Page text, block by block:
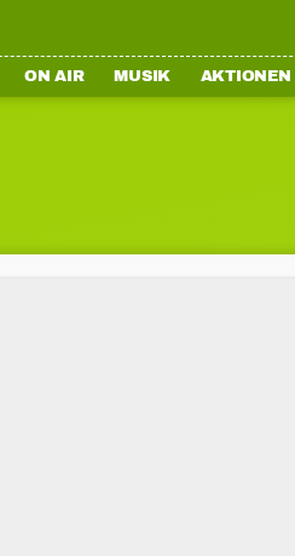
ON AIR MUSIK AKTIONEN